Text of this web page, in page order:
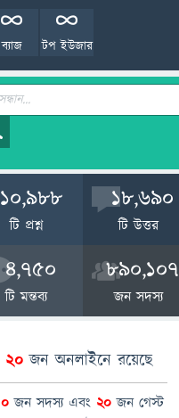
টপ ইউজার
ব্যাজ
10,988
টি প্রশ্ন
18,690
টি উত্তর
4,750
টি মন্তব্য
890,107
জন সদস্য
20জন অনলাইনে রয়েছে
0 জন সদস্য এবং 20 জন গেস্ট